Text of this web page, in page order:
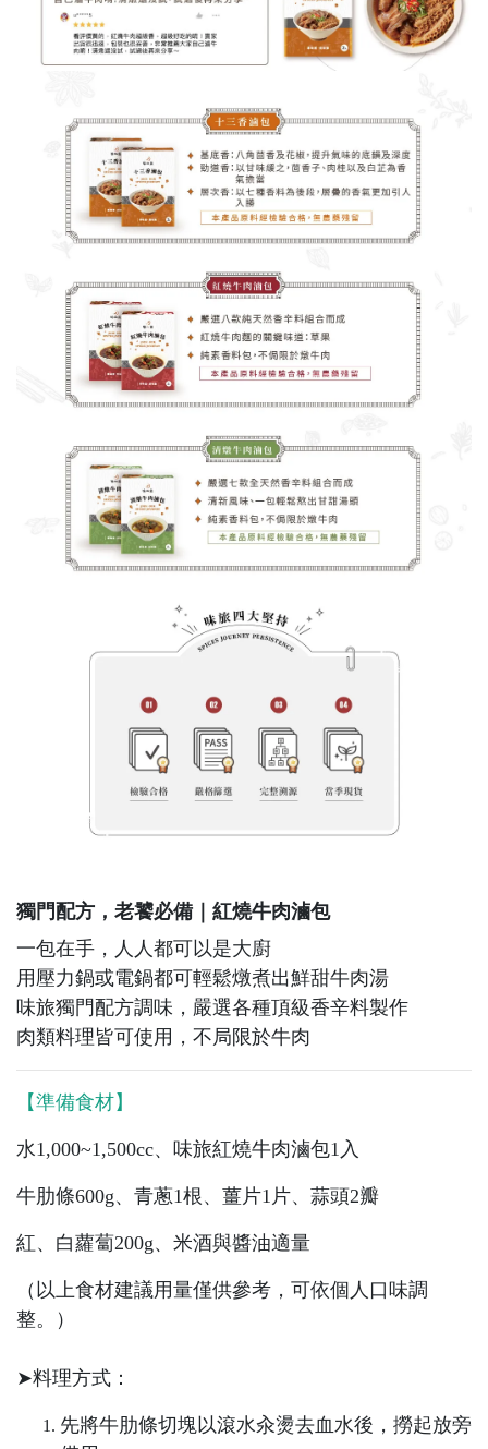
獨門配方，老饕必備｜紅燒牛肉滷包
​一包在手，人人都可以是大廚
用壓力鍋或電鍋都可輕鬆燉煮出鮮甜牛肉湯​
味旅獨門配方調味，嚴選各種頂級香辛料製作
肉類料理皆可使用，不局限於牛肉
【準備食材】
水1,000~1,500cc、味旅紅燒牛肉滷包1入​
牛肋條600g、青蔥1根、薑片1片、蒜頭2瓣 ​
紅、白蘿蔔200g、米酒與醬油適量​
（以上食材建議用量僅供參考，可依個人口味調
整。）​
➤料理方式：​
先將牛肋條切塊以滾水汆燙去血水後，撈起放旁